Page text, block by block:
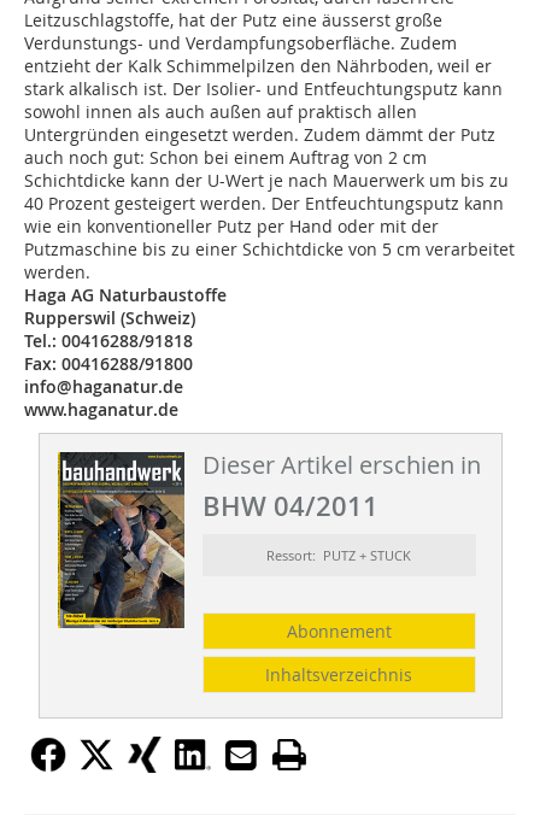
Leitzuschlagstoffe, hat der Putz eine äusserst große
Verdunstungs- und Verdampfungsoberfläche. Zudem
entzieht der Kalk Schimmelpilzen den Nährboden, weil er
stark alkalisch ist. Der Isolier- und Entfeuchtungsputz kann
sowohl innen als auch außen auf praktisch allen
Untergründen eingesetzt werden. Zudem dämmt der Putz
auch noch gut: Schon bei einem Auftrag von 2 cm
Schichtdicke kann der U-Wert je nach Mauerwerk um bis zu
40 Prozent gesteigert werden. Der Entfeuchtungsputz kann
wie ein konventioneller Putz per Hand oder mit der
Putzmaschine bis zu einer Schichtdicke von 5 cm verarbeitet
werden.
Haga AG Naturbaustoffe
Rupperswil (Schweiz)
Tel.: 00416288/91818
Fax: 00416288/91800
info@haganatur.de
www.haganatur.de
Dieser Artikel erschien in
BHW 04/2011
Ressort: PUTZ + STUCK
Abonnement
Inhaltsverzeichnis